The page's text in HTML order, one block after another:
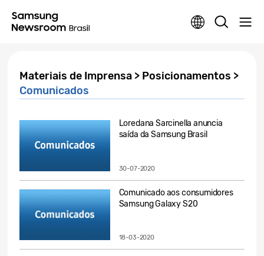
Materiais de Imprensa > Posicionamentos >
Comunicados
Loredana Sarcinella anuncia
saída da Samsung Brasil
30-07-2020
Comunicado aos consumidores
Samsung Galaxy S20
18-03-2020